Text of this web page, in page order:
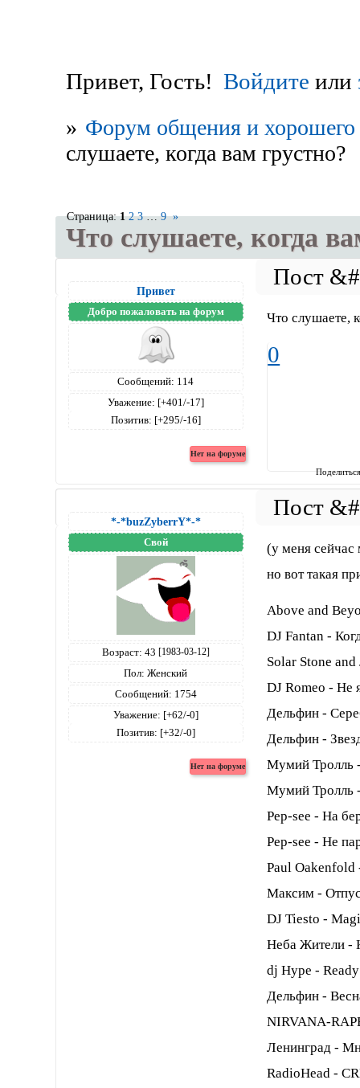
Привет, Гость! Войдите или
» Форум общения и хорошего
слушаете, когда вам грустно?
Что слушаете, когда
Страница:1 2 3 … 9 »
Привет
Добро пожаловать на форум
Сообщений: 114
Уважение: [+401/-17]
Позитив: [+295/-16]
Что слушаете,
0
*-*buzZyberrY*-*
Свой
Возраст: 43 [1983-03-12]
Пол: Женский
Сообщений: 1754
Уважение: [+62/-0]
Позитив: [+32/-0]
(у меня
но вот такая
Above and
DJ Fantan -
Solar Stone
DJ Romeo - Не
Дельфин -
Дельфин -
Мумий Тролль
Мумий Тролль
Pep-see - На
Pep-see - Не
Paul
Максим -
DJ Tiesto -
Неба Жители -
dj Hype -
Дельфин -
NIRVANA-
Ленинград -
RadioHead -